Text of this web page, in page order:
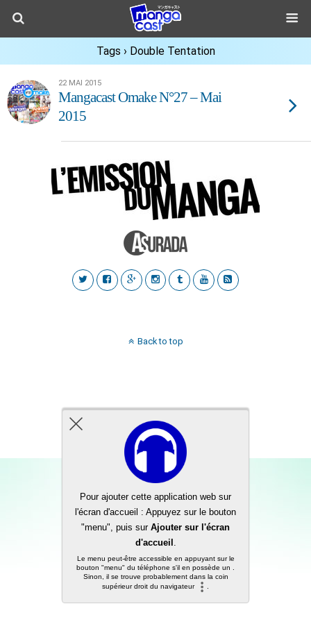
Tags › Double Tentation
22 MAI 2015
Mangacast Omake N°27 – Mai
2015
Back to top